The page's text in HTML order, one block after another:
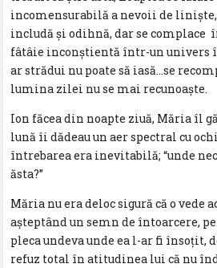
incomensurabilă a nevoii de linişte,
includă şi odihnă, dar se complace
fâtâie inconştientă într-un univers
ar strădui nu poate să iasă…se
lumina zilei nu se mai recunoaşte.
Ion făcea din noapte ziuă, Măria îl
lună îi dădeau un aer spectral cu
întrebarea era inevitabilă; “unde
ăsta?”
Măria nu era deloc sigură că o vede
aşteptând un semn de întoarcere,
pleca undeva unde ea l-ar fi însoţit,
refuz total în atitudinea lui că nu